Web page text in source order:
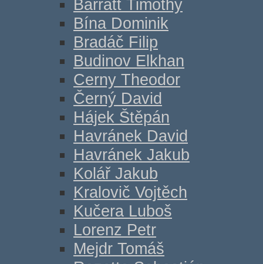
Barratt Timothy
Bína Dominik
Bradáč Filip
Budinov Elkhan
Cerny Theodor
Černý David
Hájek Štěpán
Havránek David
Havránek Jakub
Kolář Jakub
Kralovič Vojtěch
Kučera Luboš
Lorenz Petr
Mejdr Tomáš